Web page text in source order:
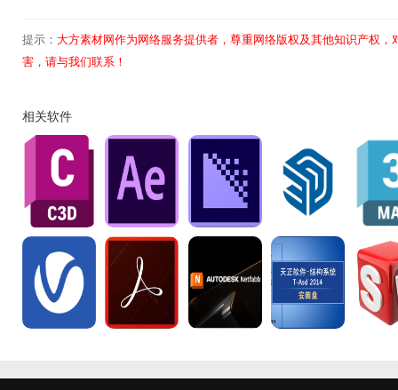
提示： 大方素材网作为网络服务提供者，尊重网络版权及其他知识产权
害，请与我们联系！
相关软件